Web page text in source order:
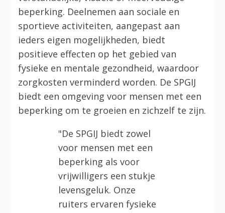
beperking. Deelnemen aan sociale en
sportieve activiteiten, aangepast aan
ieders eigen mogelijkheden, biedt
positieve effecten op het gebied van
fysieke en mentale gezondheid, waardoor
zorgkosten verminderd worden. De SPGIJ
biedt een omgeving voor mensen met een
beperking om te groeien en zichzelf te zijn.
"De SPGIJ biedt zowel
voor mensen met een
beperking als voor
vrijwilligers een stukje
levensgeluk. Onze
ruiters ervaren fysieke